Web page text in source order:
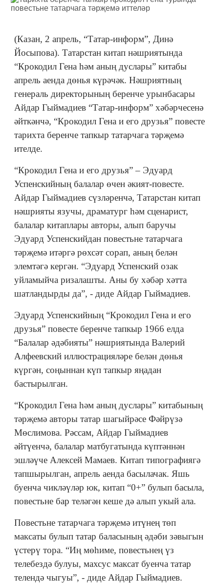
(Казан, 2 апрель, “Татар-информ”, Динә
Йосыпова). Татарстан китап нәшриятында
“Крокодил Гена һәм аның дуслары” китабы
апрель аенда дөнья күрәчәк. Нәшриятның
генераль директорының беренче урынбасары
Айдар Гыймадиев “Татар-информ” хәбәрчесенә
әйткәнчә, “Крокодил Гена и его друзья” повесте
тарихта беренче тапкыр татарчага тәрҗемә
ителде.
“Крокодил Гена и его друзья” – Эдуард
Успенскийның балалар өчен әкият-повесте.
Айдар Гыймадиев сүзләренчә, Татарстан китап
нәшрияты язучы, драматург һәм сценарист,
балалар китаплары авторы, алып баручы
Эдуард Успенскийдан повестьне татарчага
тәрҗемә итәргә рөхсәт сорап, аның белән
элемтәгә кергән. “Эдуард Успенский озак
уйламыйча ризалашты. Аны бу хәбәр хәтта
шатландырды да”, - диде Айдар Гыймадиев.
Эдуард Успенскийның “Крокодил Гена и его
друзья” повесте беренче тапкыр 1966 елда
“Балалар әдәбияты” нәшриятында Валерий
Алфеевский иллюстрацияләре белән дөнья
күргән, соңыннан күп тапкыр яңадан
бастырылган.
“Крокодил Гена һәм аның дуслары” китабының
тәрҗемә авторы татар шагыйрәсе Фәйрүзә
Мөслимова. Рәссам, Айдар Гыймадиев
әйтүенчә, балалар матбугатында күптәннән
эшләүче Алексей Мамаев. Китап типографиягә
тапшырылган, апрель аенда басылачак. Яшь
буенча чикләүләр юк, китап “0+” булып басыла,
повестьне бар теләгән кеше дә алып укый ала.
Повестьне татарчага тәрҗемә итүнең төп
максаты булып татар баласының әдәби зәвыгын
үстерү тора. “Иң мөһиме, повестьнең үз
телебездә булуы, махсус максат буенча татар
телендә чыгуы”, - диде Айдар Гыймадиев.